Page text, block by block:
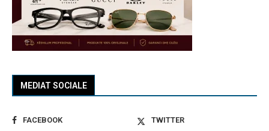
MEDIAT SOCIALE
FACEBOOK
TWITTER